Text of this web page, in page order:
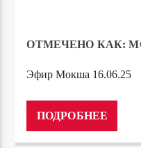
ОТМЕЧЕНО КАК:
Эфир Мокша 16.06.25
ПОДРОБНЕЕ